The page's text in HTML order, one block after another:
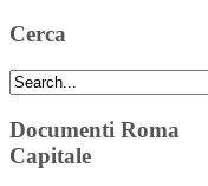
Cerca
Documenti Roma
Capitale